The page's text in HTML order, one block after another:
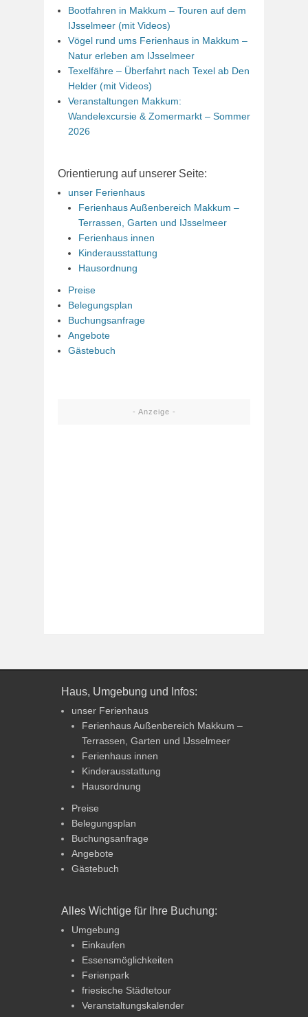
Bootfahren in Makkum – Touren auf dem
IJsselmeer (mit Videos)
Vögel rund ums Ferienhaus in Makkum –
Natur erleben am IJsselmeer
Texelfähre – Überfahrt nach Texel ab Den
Helder (mit Videos)
Veranstaltungen Makkum:
Wandelexcursie & Zomermarkt – Sommer
2026
Orientierung auf unserer Seite:
unser Ferienhaus
Ferienhaus Außenbereich Makkum –
Terrassen, Garten und IJsselmeer
Ferienhaus innen
Kinderausstattung
Hausordnung
Preise
Belegungsplan
Buchungsanfrage
Angebote
Gästebuch
- Anzeige -
Haus, Umgebung und Infos:
unser Ferienhaus
Ferienhaus Außenbereich Makkum –
Terrassen, Garten und IJsselmeer
Ferienhaus innen
Kinderausstattung
Hausordnung
Preise
Belegungsplan
Buchungsanfrage
Angebote
Gästebuch
Alles Wichtige für Ihre Buchung:
Umgebung
Einkaufen
Essensmöglichkeiten
Ferienpark
friesische Städtetour
Veranstaltungskalender